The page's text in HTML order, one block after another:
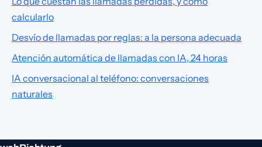
calcularlo
Desvío de llamadas por reglas: a la persona adecuada
Atención automática de llamadas con IA, 24 horas
IA conversacional al teléfono: conversaciones
naturales